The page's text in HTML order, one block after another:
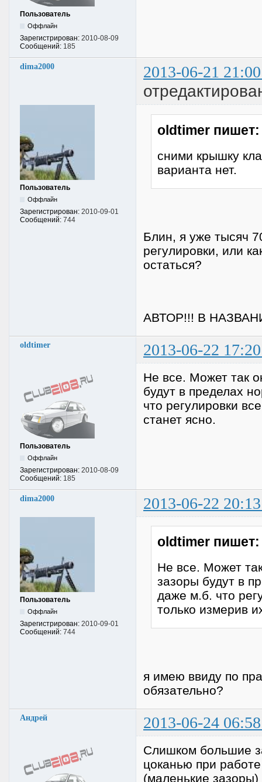
Пользователь
Оффлайн
Зарегистрирован: 2010-08-09
Сообщений: 185
dima2000 2013-06-21
Пользователь
Оффлайн
Зарегистрирован: 2010-09-01
Сообщений: 744
oldtimer пишет:
сними крышку
варианта нет.
Блин, я уже тысяч
регулировки, или
остаться?
АВТОР!!! В
oldtimer 2013-06-22
Пользователь
Оффлайн
Зарегистрирован: 2010-08-09
Сообщений: 185
Не все. Может так
будут в пределах
что регулировки
станет ясно.
dima2000 2013-06-22
Пользователь
Оффлайн
Зарегистрирован: 2010-09-01
Сообщений: 744
oldtimer пишет:
Не все. Может
зазоры будут в
даже м.б. что
только измерив
я имею ввиду по
обязательно?
Андрей 2013-06-24
Слишком большие
цоканью при
(маленькие